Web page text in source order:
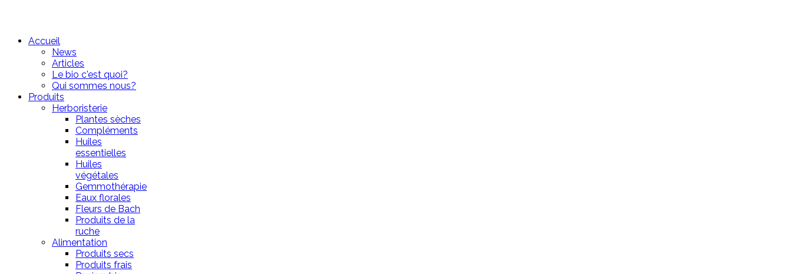
Accueil
News
Articles
Le bio c'est quoi?
Qui sommes nous?
Produits
Herboristerie
Plantes sèches
Compléments
Huiles
essentielles
Huiles
végétales
Gemmothérapie
Eaux florales
Fleurs de Bach
Produits de la
ruche
Alimentation
Produits secs
Produits frais